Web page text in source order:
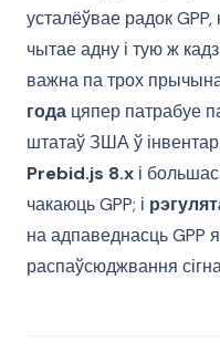
усталёўвае радок
чытае адну і тую ж
важна па трох
года цяпер патрабуе
штатаў ЗША ў
Prebid.js 8.x і
чакаюць GPP; і
на адпаведнасць GPP
распаўсюджвання